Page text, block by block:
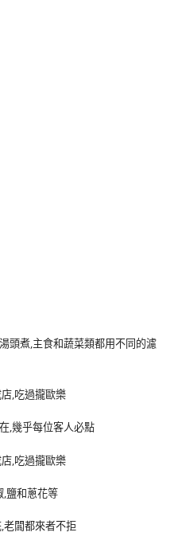
頭煮,主食和蔬菜類都用不同的濾
,幾乎每位客人必點
,鹽和蔥花等
老闆都來者不拒